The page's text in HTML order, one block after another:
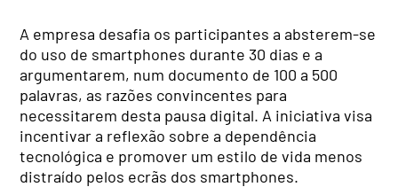
A empresa desafia os participantes a absterem-se
do uso de smartphones durante 30 dias e a
argumentarem, num documento de 100 a 500
palavras, as razões convincentes para
necessitarem desta pausa digital. A iniciativa visa
incentivar a reflexão sobre a dependência
tecnológica e promover um estilo de vida menos
distraído pelos ecrãs dos smartphones.